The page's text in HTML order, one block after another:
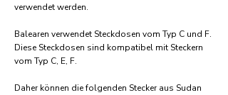
verwendet werden.
Balearen verwendet Steckdosen vom Typ C und F.
Diese Steckdosen sind kompatibel mit Steckern
vom Typ C, E, F.
Daher können die folgenden Stecker aus Sudan